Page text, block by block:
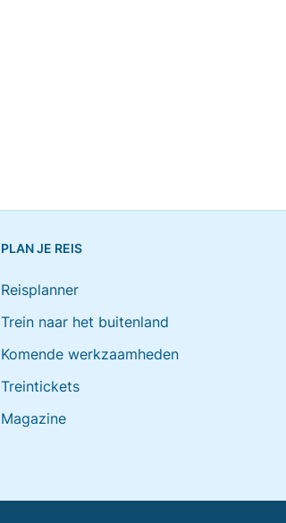
PLAN JE REIS
Reisplanner
Trein naar het buitenland
Komende werkzaamheden
Treintickets
Magazine